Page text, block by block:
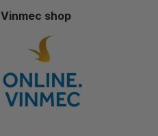
Vinmec shop